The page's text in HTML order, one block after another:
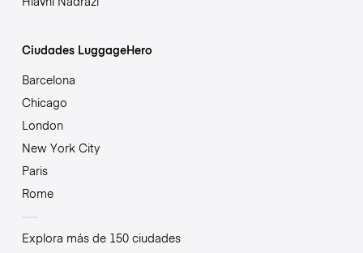
Ciudades LuggageHero
Barcelona
Chicago
London
New York City
Paris
Rome
Explora más de 150 ciudades